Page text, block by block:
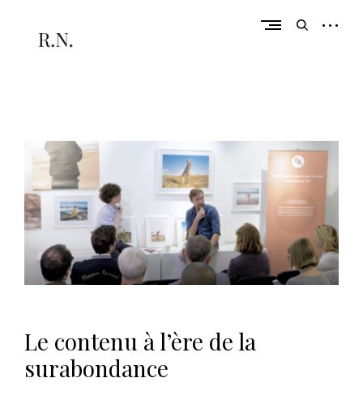
c
h
e
l
n
u
l
a
n
s
openopen
Le contenu à l’ère de la
surabondance